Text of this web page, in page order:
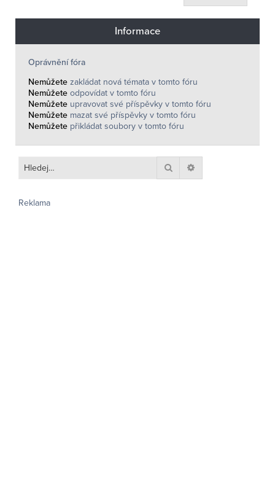
Informace
Oprávnění fóra
Nemůžete zakládat nová témata v tomto fóru
Nemůžete odpovídat v tomto fóru
Nemůžete upravovat své příspěvky v tomto fóru
Nemůžete mazat své příspěvky v tomto fóru
Nemůžete přikládat soubory v tomto fóru
Hledat
Reklama